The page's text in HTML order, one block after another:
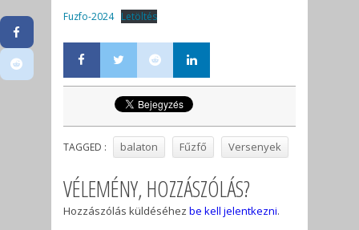
Fuzfo-2024 Letöltés
TAGGED : balaton Fűzfő Versenyek
VÉLEMÉNY, HOZZÁSZÓLÁS?
Hozzászólás küldéséhez be kell jelentkezni.